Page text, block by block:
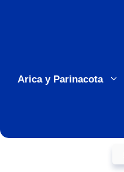
Arica y Parinacota